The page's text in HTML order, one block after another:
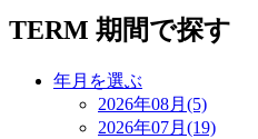
TERM 期間で探す
年月を選ぶ
2026年08月(5)
2026年07月(19)